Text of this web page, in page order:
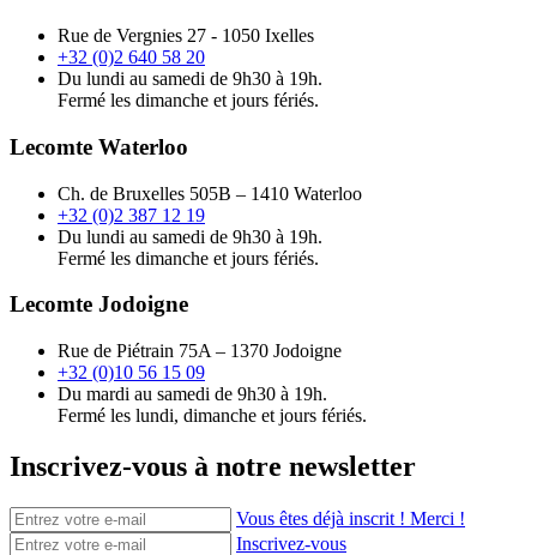
Rue de Vergnies 27 - 1050 Ixelles
+32 (0)2 640 58 20
Du lundi au samedi de 9h30 à 19h.
Fermé les dimanche et jours fériés.
Lecomte Waterloo
Ch. de Bruxelles 505B – 1410 Waterloo
+32 (0)2 387 12 19
Du lundi au samedi de 9h30 à 19h.
Fermé les dimanche et jours fériés.
Lecomte Jodoigne
Rue de Piétrain 75A – 1370 Jodoigne
+32 (0)10 56 15 09
Du mardi au samedi de 9h30 à 19h.
Fermé les lundi, dimanche et jours fériés.
Inscrivez-vous à notre newsletter
Vous êtes déjà inscrit ! Merci !
Inscrivez-vous